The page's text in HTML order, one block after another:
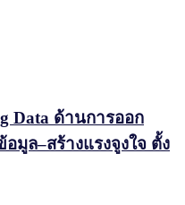
Data ด้านการออก
มูล–สร้างแรงจูงใจ ตั้ง